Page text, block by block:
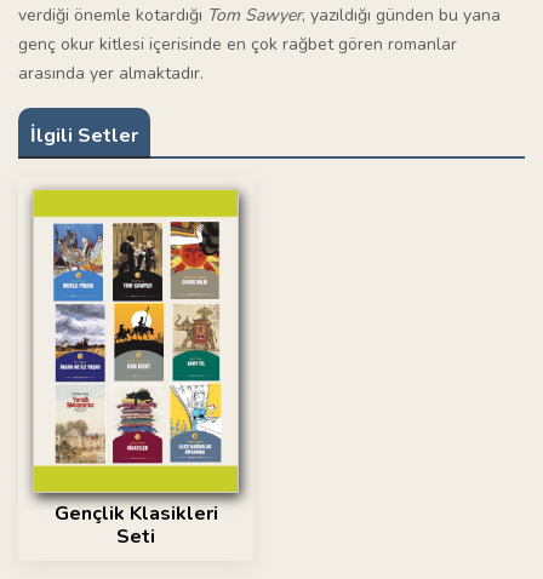
verdiği önemle kotardığı Tom Sawyer, yazıldığı günden bu yana
genç okur kitlesi içerisinde en çok rağbet gören romanlar
arasında yer almaktadır.
İlgili Setler
Gençlik Klasikleri
Seti